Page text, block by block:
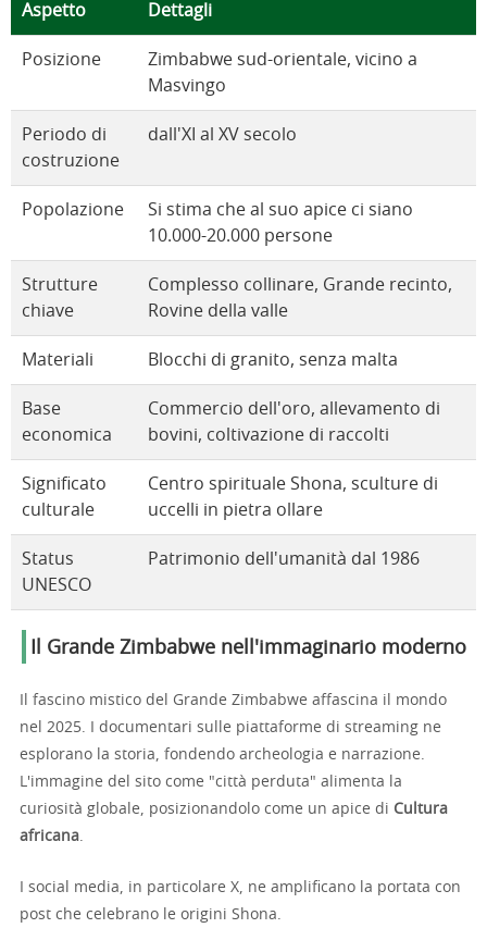
Aspetto Dettagli
Posizione
Zimbabwe sud-orientale, vicino a
Masvingo
Periodo di
costruzione
dall'XI al XV secolo
Popolazione
Si stima che al suo apice ci siano
10.000-20.000 persone
Strutture
chiave
Complesso collinare, Grande recinto,
Rovine della valle
Materiali Blocchi di granito, senza malta
Base
economica
Commercio dell'oro, allevamento di
bovini, coltivazione di raccolti
Significato
culturale
Centro spirituale Shona, sculture di
uccelli in pietra ollare
Status
UNESCO
Patrimonio dell'umanità dal 1986
Il Grande Zimbabwe nell'immaginario moderno
Il fascino mistico del Grande Zimbabwe affascina il mondo
nel 2025. I documentari sulle piattaforme di streaming ne
esplorano la storia, fondendo archeologia e narrazione.
L'immagine del sito come "città perduta" alimenta la
curiosità globale, posizionandolo come un apice di Cultura
africana.
I social media, in particolare X, ne amplificano la portata con
post che celebrano le origini Shona.